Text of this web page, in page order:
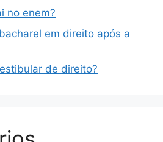
no enem?
em direito após a
de direito?